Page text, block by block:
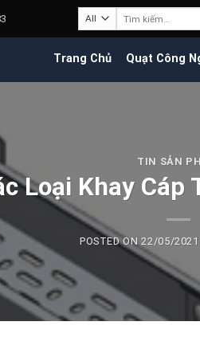
Trang Chủ Quạt Công
TIN SẢN
Loại Khay
POSTED ON22/05/2021